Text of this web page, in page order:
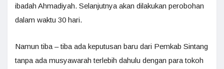
ibadah Ahmadiyah. Selanjutnya akan dilakukan perobohan
dalam waktu 30 hari.
Namun tiba – tiba ada keputusan baru dari Pemkab Sintang
tanpa ada musyawarah terlebih dahulu dengan para tokoh